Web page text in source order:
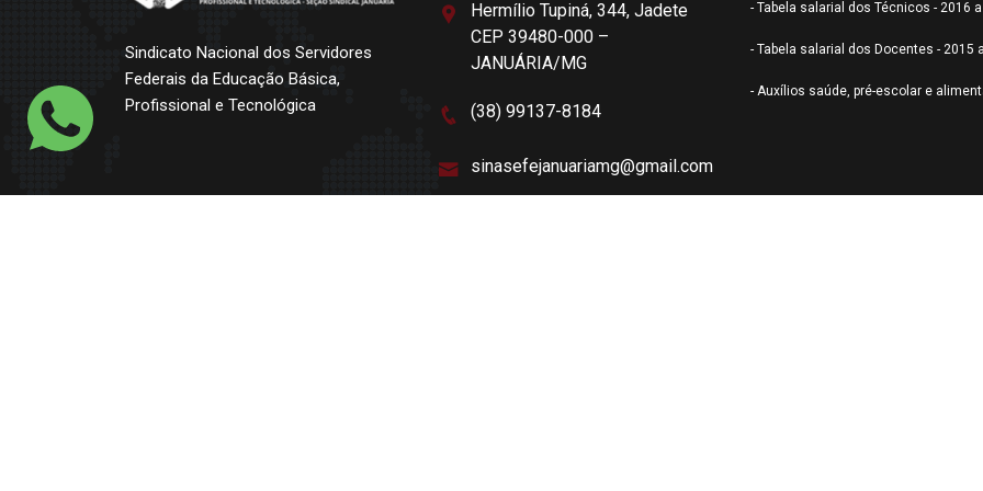
Sindicato Nacional dos Servidores
Federais da Educação Básica,
Profissional e Tecnológica
Hermílio Tupiná, 344, Jadete
CEP 39480-000 –
JANUÁRIA/MG
(38) 99137-8184
sinasefejanuariamg@gmail.com
- Tabela salarial dos Técnicos - 2016
- Tabela salarial dos Docentes - 2015
- Auxílios saúde, pré-escolar e